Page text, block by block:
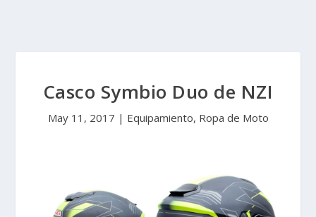
Casco Symbio Duo de NZI
May 11, 2017 | Equipamiento, Ropa de Moto